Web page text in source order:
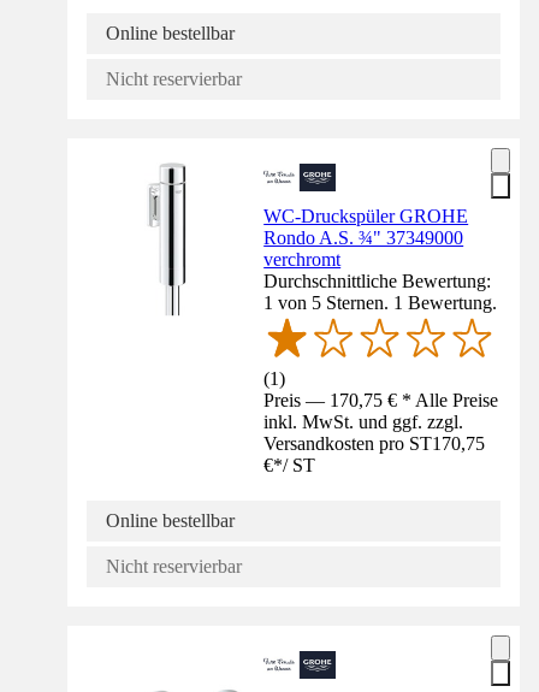
Online bestellbar
Nicht reservierbar
WC-Druckspüler GROHE
Rondo A.S. ¾" 37349000
verchromt
Durchschnittliche Bewertung:
1 von 5 Sternen. 1 Bewertung.
(1)
Preis — 170,75 € * Alle Preise
inkl. MwSt. und ggf. zzgl.
Versandkosten pro ST170,75
€*/ ST
Online bestellbar
Nicht reservierbar